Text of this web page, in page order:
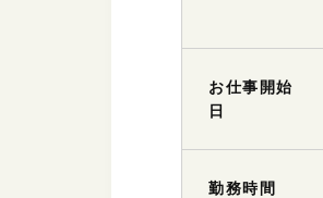
お仕事 開始
日
勤務時間